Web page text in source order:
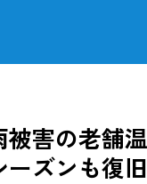
被害の老舗
ズンも復